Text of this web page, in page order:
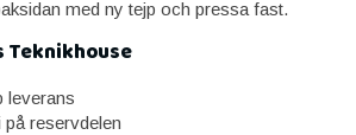
med ny tejp och pressa fast.
Teknikhouse
leverans
reservdelen